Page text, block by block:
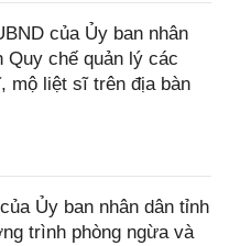
của Ủy ban nhân
Quy chế quản lý các
mộ liệt sĩ trên địa bàn
Ủy ban nhân dân tỉnh
trình phòng ngừa và